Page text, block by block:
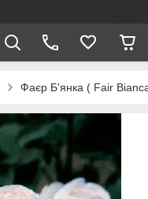
Фаєр Б'янка ( Fair